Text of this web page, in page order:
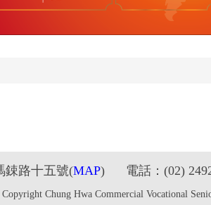
鋉路十五號(MAP) 電話：(02)
Chung Hwa Commercial Vocational